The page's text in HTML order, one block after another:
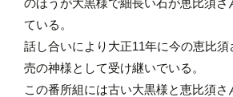
ている。
話し合いにより大正11年に今の恵比
売の神様として受け継いでいる。
この番所組には古い大黒様と恵比須さ